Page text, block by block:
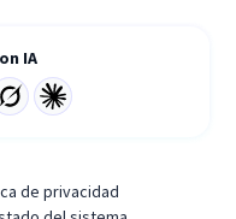
IA
de privacidad